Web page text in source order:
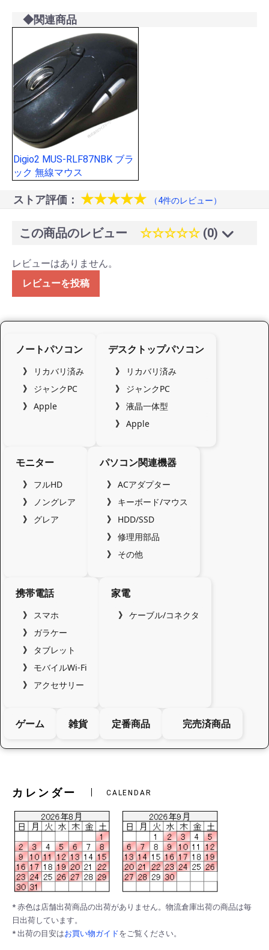
◆関連商品
Digio2 MUS-RLF87NBK ブラ
ック 無線マウス
ストア評価： ★★★★★ （4件のレビュー）
この商品のレビュー ☆☆☆☆☆ (0)
レビューはありません。
レビューを投稿
ノートパソコン
リカバリ済み
ジャンクPC
Apple
デスクトップパソコン
リカバリ済み
ジャンクPC
液晶一体型
Apple
モニター
フルHD
ノングレア
グレア
パソコン関連機器
ACアダプター
キーボード/マウス
HDD/SSD
修理用部品
その他
携帯電話
スマホ
ガラケー
タブレット
モバイルWi-Fi
アクセサリー
家電
ケーブル/コネクタ
ゲーム 雑貨 定番商品 完売済商品
カレンダー CALENDAR
* 赤色は店舗出荷商品の出荷がありません。物流倉庫出荷の商品は毎
日出荷しています。
* 出荷の目安はお買い物ガイドをご覧ください。